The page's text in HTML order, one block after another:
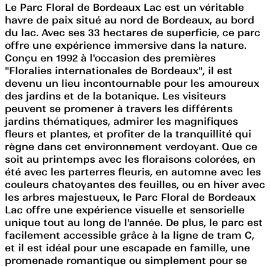
Le Parc Floral de Bordeaux Lac est un véritable
havre de paix situé au nord de Bordeaux, au bord
du lac. Avec ses 33 hectares de superficie, ce parc
offre une expérience immersive dans la nature.
Conçu en 1992 à l'occasion des premières
"Floralies internationales de Bordeaux", il est
devenu un lieu incontournable pour les amoureux
des jardins et de la botanique. Les visiteurs
peuvent se promener à travers les différents
jardins thématiques, admirer les magnifiques
fleurs et plantes, et profiter de la tranquillité qui
règne dans cet environnement verdoyant. Que ce
soit au printemps avec les floraisons colorées, en
été avec les parterres fleuris, en automne avec les
couleurs chatoyantes des feuilles, ou en hiver avec
les arbres majestueux, le Parc Floral de Bordeaux
Lac offre une expérience visuelle et sensorielle
unique tout au long de l'année. De plus, le parc est
facilement accessible grâce à la ligne de tram C,
et il est idéal pour une escapade en famille, une
promenade romantique ou simplement pour se